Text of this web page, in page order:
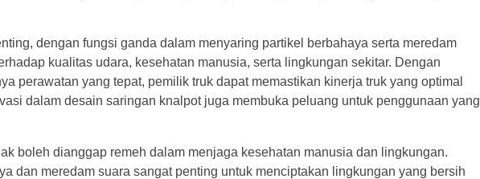
dengan fungsi ganda dalam menyaring partikel berbahaya serta meredam
kualitas udara, kesehatan manusia, serta lingkungan sekitar. Dengan
perawatan yang tepat, pemilik truk dapat memastikan kinerja truk yang optimal
dalam desain saringan knalpot juga membuka peluang untuk penggunaan yang
boleh dianggap remeh dalam menjaga kesehatan manusia dan lingkungan.
dan meredam suara sangat penting untuk menciptakan lingkungan yang bersih